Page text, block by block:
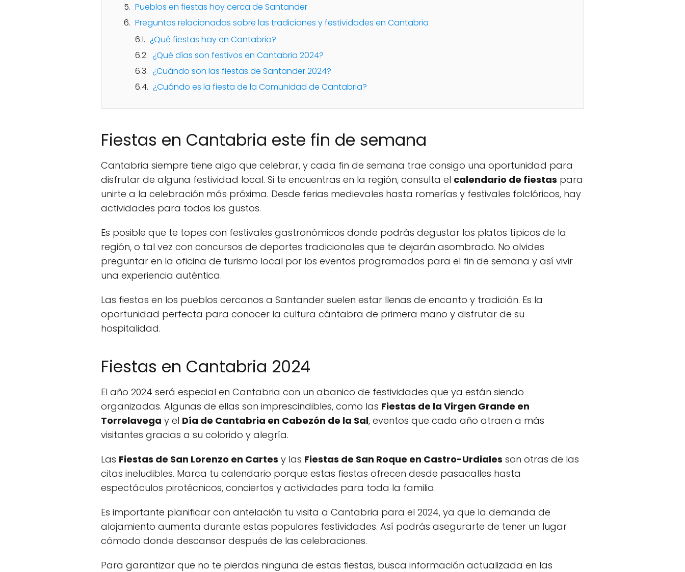
Pueblos en fiestas hoy cerca de Santander
Preguntas relacionadas sobre las tradiciones y festividades en Cantabria
¿Qué fiestas hay en Cantabria?
¿Qué días son festivos en Cantabria 2024?
¿Cuándo son las fiestas de Santander 2024?
¿Cuándo es la fiesta de la Comunidad de Cantabria?
Fiestas en Cantabria este fin de semana
Cantabria siempre tiene algo que celebrar, y cada fin de semana trae consigo una oportunidad para
disfrutar de alguna festividad local. Si te encuentras en la región, consulta el calendario de fiestas para
unirte a la celebración más próxima. Desde ferias medievales hasta romerías y festivales folclóricos, hay
actividades para todos los gustos.
Es posible que te topes con festivales gastronómicos donde podrás degustar los platos típicos de la
región, o tal vez con concursos de deportes tradicionales que te dejarán asombrado. No olvides
preguntar en la oficina de turismo local por los eventos programados para el fin de semana y así vivir
una experiencia auténtica.
Las fiestas en los pueblos cercanos a Santander suelen estar llenas de encanto y tradición. Es la
oportunidad perfecta para conocer la cultura cántabra de primera mano y disfrutar de su
hospitalidad.
Fiestas en Cantabria 2024
El año 2024 será especial en Cantabria con un abanico de festividades que ya están siendo
organizadas. Algunas de ellas son imprescindibles, como las Fiestas de la Virgen Grande en
Torrelavega y el Día de Cantabria en Cabezón de la Sal, eventos que cada año atraen a más
visitantes gracias a su colorido y alegría.
Las Fiestas de San Lorenzo en Cartes y las Fiestas de San Roque en Castro-Urdiales son otras de las
citas ineludibles. Marca tu calendario porque estas fiestas ofrecen desde pasacalles hasta
espectáculos pirotécnicos, conciertos y actividades para toda la familia.
Es importante planificar con antelación tu visita a Cantabria para el 2024, ya que la demanda de
alojamiento aumenta durante estas populares festividades. Así podrás asegurarte de tener un lugar
cómodo donde descansar después de las celebraciones.
Para garantizar que no te pierdas ninguna de estas fiestas, busca información actualizada en las